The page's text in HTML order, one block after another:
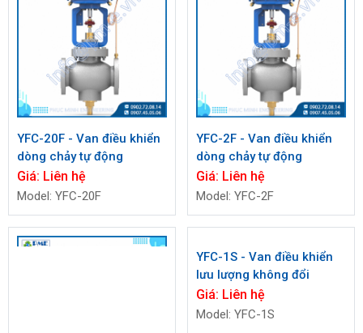
YFC-20F​​​​​​​ - Van điều khiển
dòng chảy tự động
Giá: Liên hệ
Model: YFC-20F
YFC-2F​​​​​​​ - Van điều khiển
dòng chảy tự động
Giá: Liên hệ
Model: YFC-2F